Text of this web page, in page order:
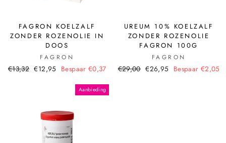
FAGRON KOELZALF
ZONDER ROZENOLIE IN
DOOS
FAGRON
€13,32 €12,95 Bespaar €0,37
UREUM 10% KOELZALF
ZONDER ROZENOLIE
FAGRON 100G
FAGRON
€29,00 €26,95 Bespaar €2,05
Aanbieding